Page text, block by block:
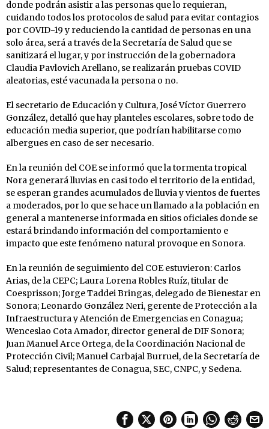
donde podrán asistir a las personas que lo requieran,
cuidando todos los protocolos de salud para evitar contagios
por COVID-19 y reduciendo la cantidad de personas en una
solo área, será a través de la Secretaría de Salud que se
sanitizará el lugar, y por instrucción de la gobernadora
Claudia Pavlovich Arellano, se realizarán pruebas COVID
aleatorias, esté vacunada la persona o no.
El secretario de Educación y Cultura, José Víctor Guerrero
González, detalló que hay planteles escolares, sobre todo de
educación media superior, que podrían habilitarse como
albergues en caso de ser necesario.
En la reunión del COE se informó que la tormenta tropical
Nora generará lluvias en casi todo el territorio de la entidad,
se esperan grandes acumulados de lluvia y vientos de fuertes
a moderados, por lo que se hace un llamado a la población en
general a mantenerse informada en sitios oficiales donde se
estará brindando información del comportamiento e
impacto que este fenómeno natural provoque en Sonora.
En la reunión de seguimiento del COE estuvieron: Carlos
Arias, de la CEPC; Laura Lorena Robles Ruíz, titular de
Coesprisson; Jorge Taddei Bringas, delegado de Bienestar en
Sonora; Leonardo González Neri, gerente de Protección a la
Infraestructura y Atención de Emergencias en Conagua;
Wenceslao Cota Amador, director general de DIF Sonora;
Juan Manuel Arce Ortega, de la Coordinación Nacional de
Protección Civil; Manuel Carbajal Burruel, de la Secretaría de
Salud; representantes de Conagua, SEC, CNPC, y Sedena.